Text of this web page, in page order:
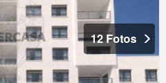
12 Fotos